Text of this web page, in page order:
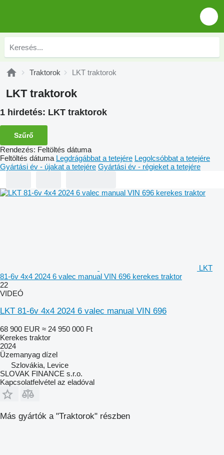
Traktorok LKT traktorok
LKT traktorok
1 hirdetés: LKT traktorok
Szűrő
Rendezés: Feltöltés dátuma
Feltöltés dátuma Legdrágábbat a tetejére Legolcsóbbat a tetejére
Gyártási év - újakat a tetejére Gyártási év - régieket a tetejére
LKT
81-6v 4x4 2024 6 valec manual VIN 696 kerekes traktor
22
VIDEÓ
LKT 81-6v 4x4 2024 6 valec manual VIN 696
68 900 EUR ≈ 24 950 000 Ft
Kerekes traktor
2024
Üzemanyag dízel
Szlovákia, Levice
SLOVAK FINANCE s.r.o.
Kapcsolatfelvétel az eladóval
Más gyártók a "Traktorok" részben